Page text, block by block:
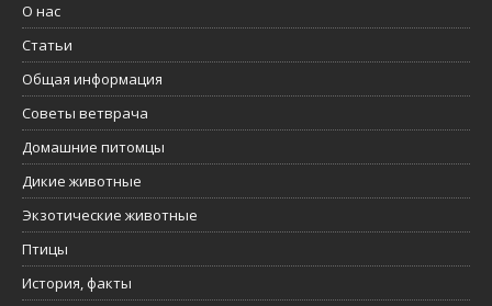
О нас
Статьи
Общая информация
Советы ветврача
Домашние питомцы
Дикие животные
Экзотические животные
Птицы
История, факты